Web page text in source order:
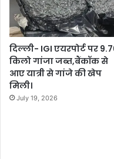
दिल्ली- IGI एयरपोर्ट पर
किलो गांजा जब्त,बैंकॉक से
आए यात्री से गांजे की खेप
मिली।
July 19, 2026